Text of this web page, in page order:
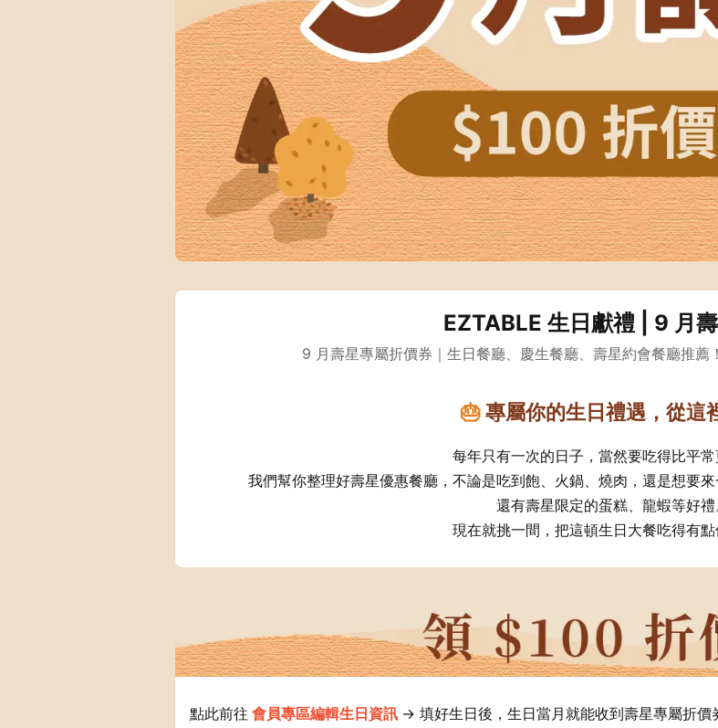
EZTABLE 生日獻禮 | 9 月
9 月壽星專屬折價券｜生日餐廳、慶生餐廳、壽星約會餐廳推薦
🎂 專屬你的生日禮遇， 從這
每年只有一次的日子，當然要吃得比平常
我們幫你整理好壽星優惠餐廳，不論是吃到飽、火鍋、燒肉，還是想要
還有壽星限定的蛋糕、龍蝦等好禮
現在就挑一間， 把這頓生日大餐吃得有點
點此前往 會員專區編輯生日資訊 → 填好生日後，生日當月就能收到壽星專屬折價